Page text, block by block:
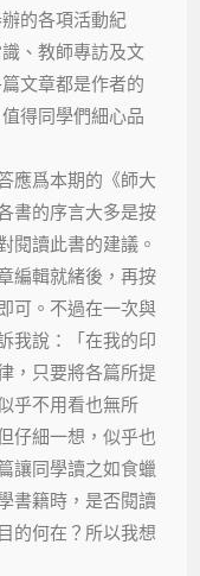
的各項活動紀
、教師專訪及文
文章都是作者的
得同學們細心品
應爲本期的《師大
書的序言大多是按
閱讀此書的建議。
編輯就緒後，再按
可。不過在一次與
我說：「在我的印
，只要將各篇所提
乎不用看也無所
仔細一想，似乎也
讓同學讀之如食蠟
書籍時，是否閱讀
的何在？所以我想